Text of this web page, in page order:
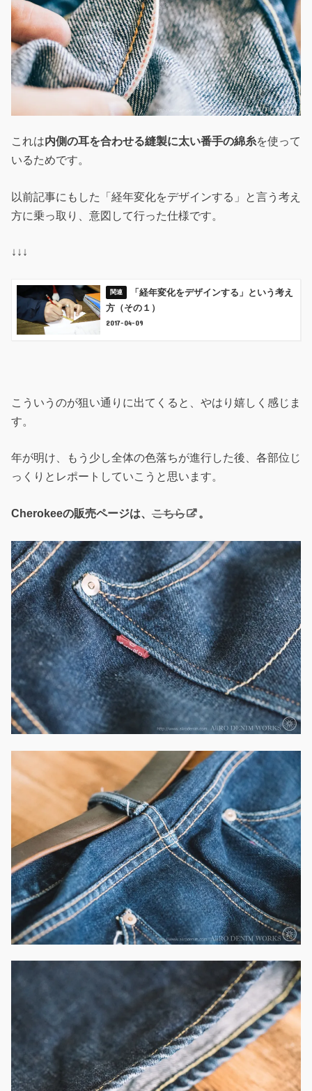
これは内側の耳を合わせる縫製に太い番手の綿糸を使って
いるためです。
以前記事にもした「経年変化をデザインする」と言う考え
方に乗っ取り、意図して行った仕様です。
↓↓↓
「経年変化をデザインする」という考え
方（その１）
2017-04-09
こういうのが狙い通りに出てくると、やはり嬉しく感じま
す。
年が明け、もう少し全体の色落ちが進行した後、各部位じ
っくりとレポートしていこうと思います。
Cherokeeの販売ページは、こちら 。